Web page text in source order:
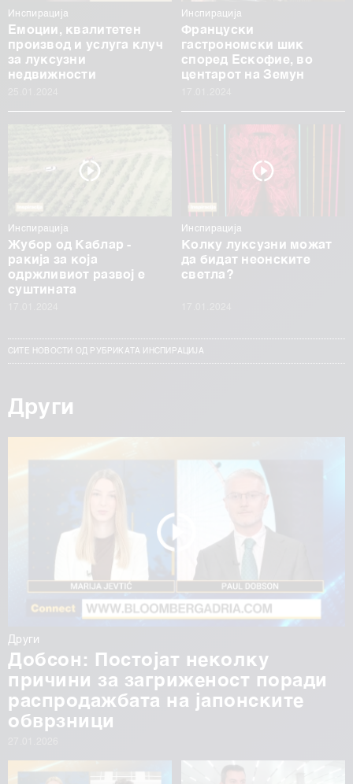
Инспирација
Емоции, квалитетен
производ и услуга клуч
за луксузни
недвижности
Инспирација
Француски
гастрономски шик
според Ескофие, во
центарот на Земун
Инспирација
Жубор од Каблар -
ракија за која
одржливиот развој е
суштината
Инспирација
Колку луксузни можат
да бидат неонските
светла?
СИТЕ НОВОСТИ ОД РУБРИКАТА ИНСПИРАЦИЈА
Други
Други
Добсон: Постојат неколку
причини за загриженост поради
распродажбата на јапонските
обврзници